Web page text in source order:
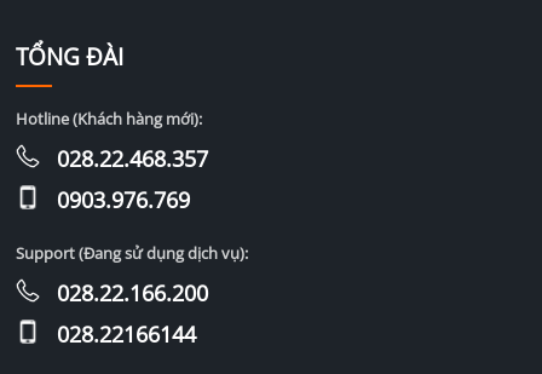
TỔNG ĐÀI
Hotline (Khách hàng mới):
028.22.468.357
0903.976.769
Support (Đang sử dụng dịch vụ):
028.22.166.200
028.22166144